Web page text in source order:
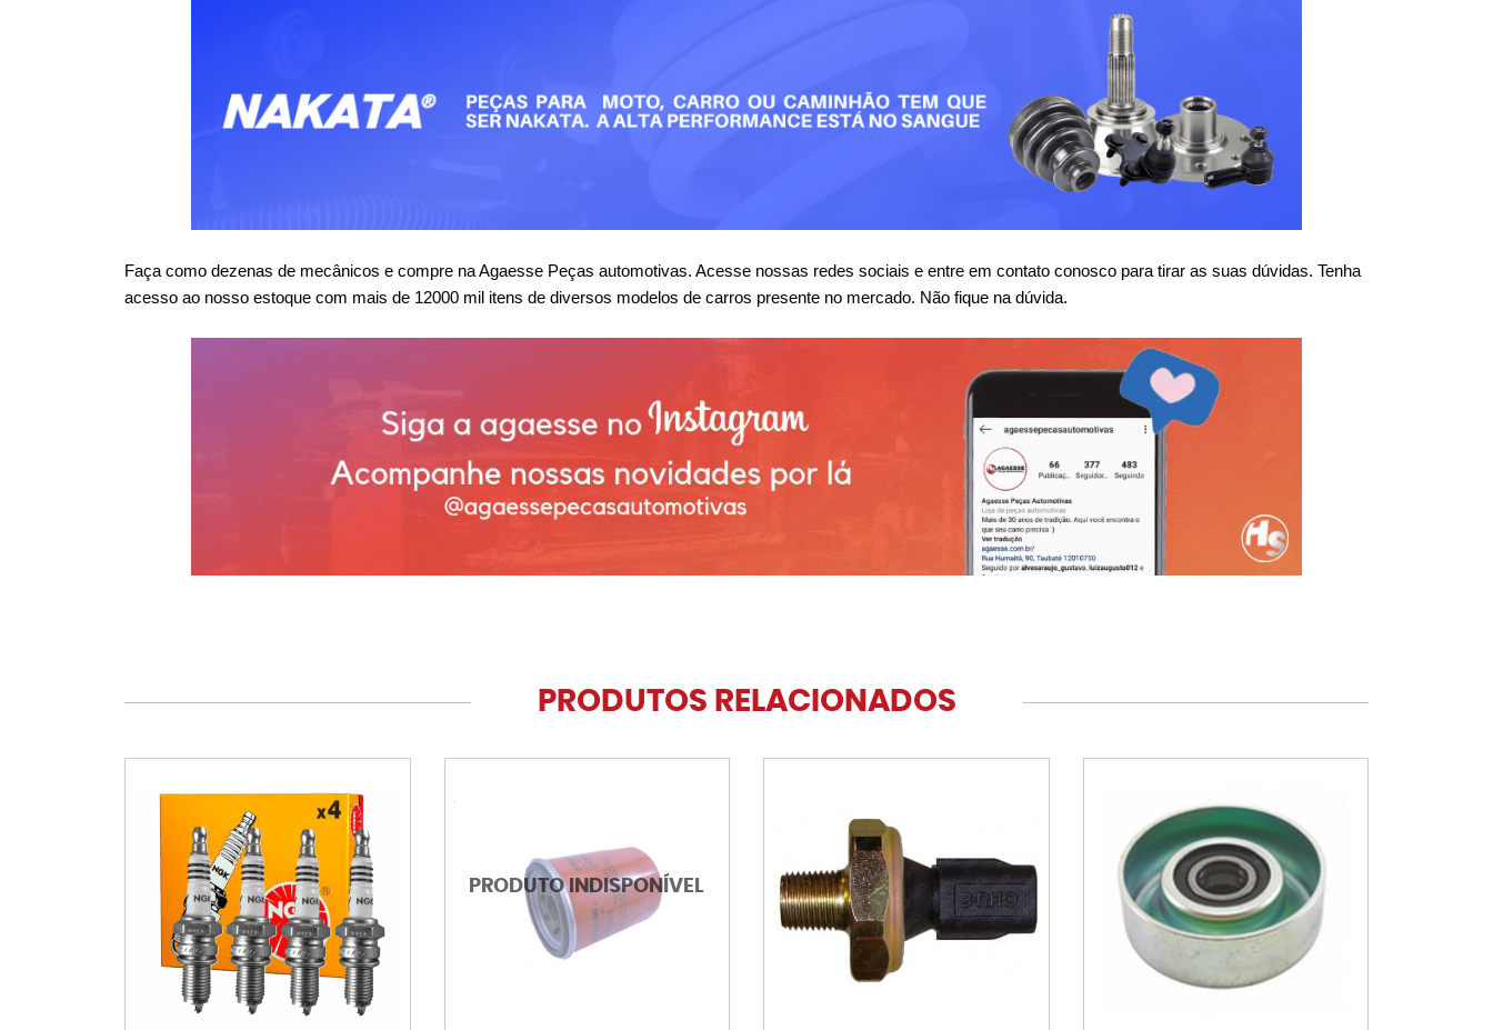
Faça como dezenas de mecânicos e compre na Agaesse Peças automotivas. Acesse nossas redes sociais e entre em contato conosco para tirar as suas dúvidas. Tenha
acesso ao nosso estoque com mais de 12000 mil itens de diversos modelos de carros presente no mercado. Não fique na dúvida.
PRODUTOS RELACIONADOS